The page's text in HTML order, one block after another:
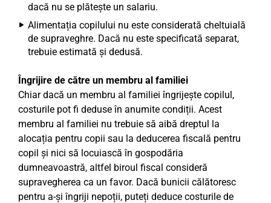
dacă nu se plătește un salariu.
Alimentația copilului nu este considerată cheltuială
de supraveghre. Dacă nu este specificată separat,
trebuie estimată și dedusă.
Îngrijire de către un membru al familiei
Chiar dacă un membru al familiei îngrijește copilul,
costurile pot fi deduse în anumite condiții. Acest
membru al familiei nu trebuie să aibă dreptul la
alocația pentru copii sau la deducerea fiscală pentru
copil și nici să locuiască în gospodăria
dumneavoastră, altfel biroul fiscal consideră
supravegherea ca un favor. Dacă bunicii călătoresc
pentru a-și îngriji nepoții, puteți deduce costurile de